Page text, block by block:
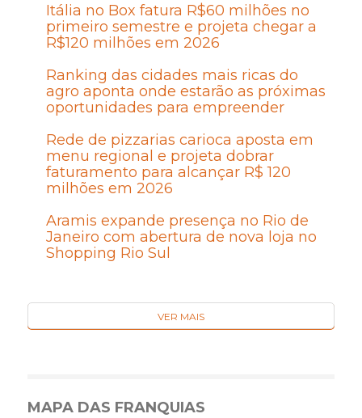
Itália no Box fatura R$60 milhões no
primeiro semestre e projeta chegar a
R$120 milhões em 2026
Ranking das cidades mais ricas do
agro aponta onde estarão as próximas
oportunidades para empreender
Rede de pizzarias carioca aposta em
menu regional e projeta dobrar
faturamento para alcançar R$ 120
milhões em 2026
Aramis expande presença no Rio de
Janeiro com abertura de nova loja no
Shopping Rio Sul
VER MAIS
MAPA DAS FRANQUIAS